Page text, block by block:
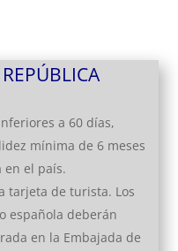
a 60 días,
mínima de 6 meses
el país.
tarjeta de turista. Los
española deberán
en la Embajada de